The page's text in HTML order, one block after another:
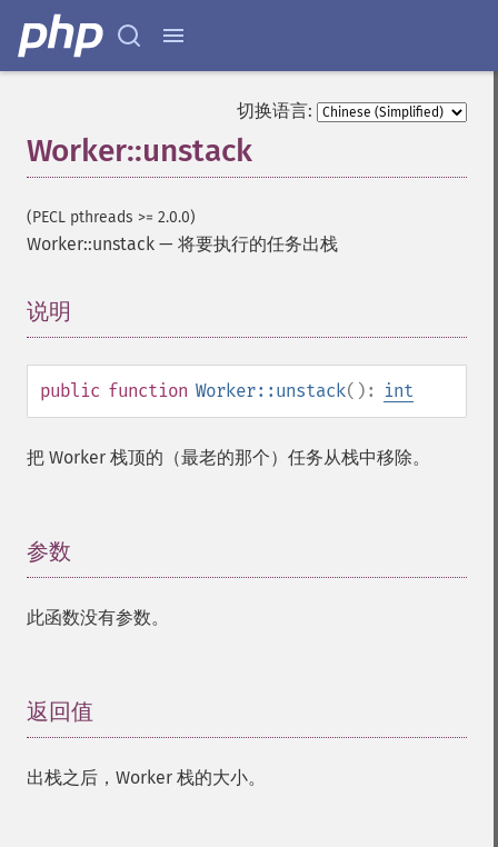
切换语言:
Worker::unstack
(PECL pthreads >= 2.0.0)
Worker::unstack — 将要执行的任务出栈
说明
public function Worker::unstack(): int
把 Worker 栈顶的（最老的那个）任务从栈中移除。
参数
此函数没有参数。
返回值
出栈之后，Worker 栈的大小。